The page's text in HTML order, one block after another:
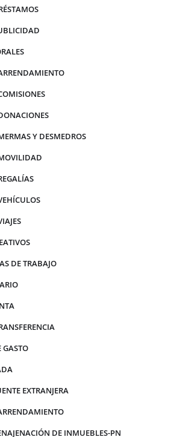
Y DESMEDROS
DE TRABAJO
GASTO
EXTRANJERA
DE INMUEBLES-PN